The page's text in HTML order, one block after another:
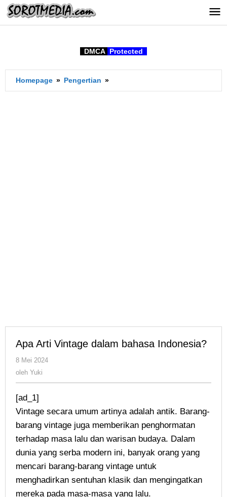
Lewati
ke
konten
DMCA Protected
Homepage » Pengertian »
Arti
Apa Arti Vintage dalam bahasa Indonesia?
8 Mei 2024
oleh Yuki
[ad_1]
Vintage secara umum artinya adalah antik. Barang-
barang vintage juga memberikan penghormatan
terhadap masa lalu dan warisan budaya. Dalam
dunia yang serba modern ini, banyak orang yang
mencari barang-barang vintage untuk
menghadirkan sentuhan klasik dan mengingatkan
mereka pada masa-masa yang lalu.